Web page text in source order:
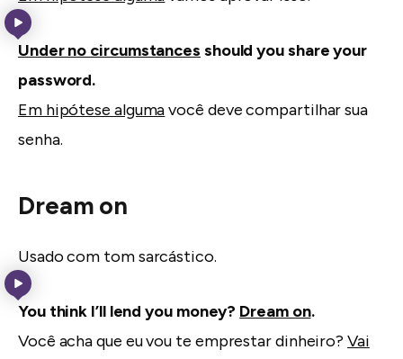
Under no circumstances should you share your
password.
Em hipótese algumavocê deve compartilhar sua
senha.
Dream on
Usado com tom sarcástico.
You think I’ll lend you money? Dream on.
Você acha que eu vou te emprestar dinheiro?Vai